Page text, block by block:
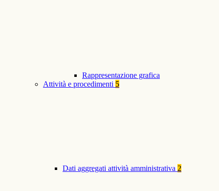
Rappresentazione grafica
Attività e procedimenti 5
Dati aggregati attività amministrativa 2